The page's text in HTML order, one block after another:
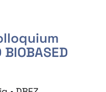
BIOBASED